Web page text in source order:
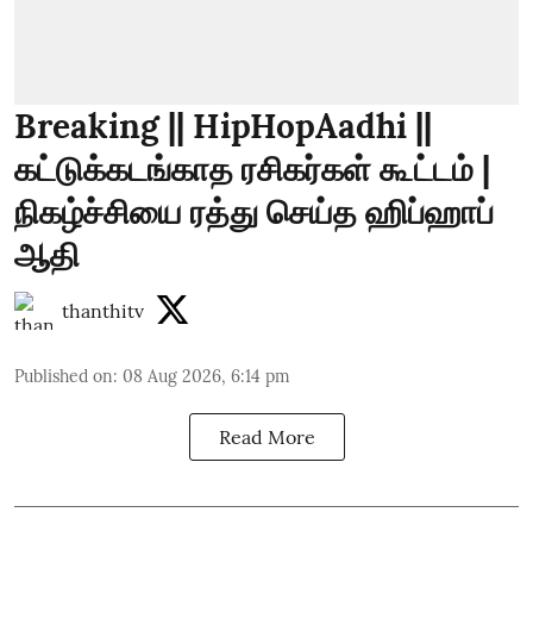
Breaking || HipHopAadhi ||
கட்டுக்கடங்காத ரசிகர்கள் கூட்டம் |
நிகழ்ச்சியை ரத்து செய்த ஹிப்ஹாப்
ஆதி
thanthitv
Published on: 08 Aug 2026, 6:14 pm
Read More